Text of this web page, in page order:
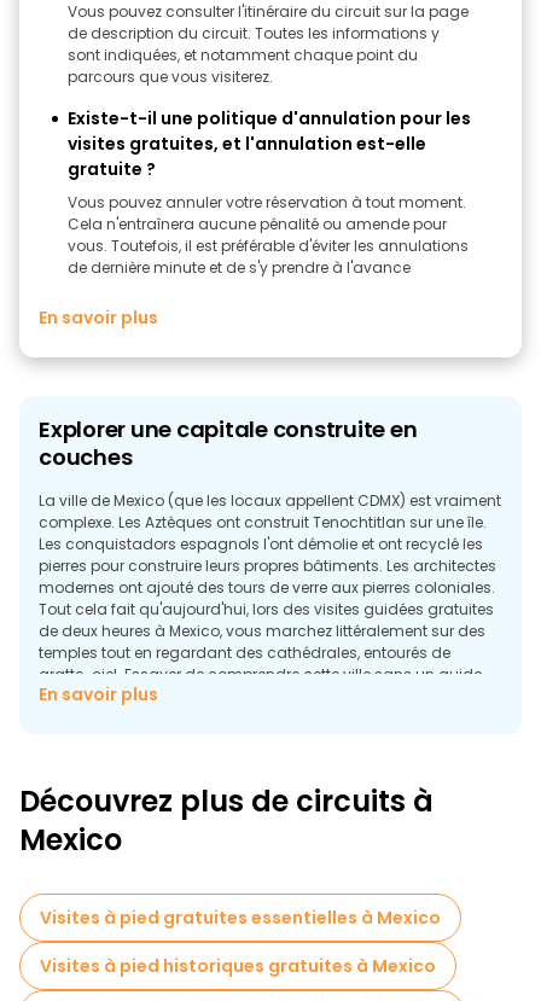
Vous pouvez consulter l'itinéraire du circuit sur la page
de description du circuit. Toutes les informations y
sont indiquées, et notamment chaque point du
parcours que vous visiterez.
Existe-t-il une politique d'annulation pour les
visites gratuites, et l'annulation est-elle
gratuite ?
Vous pouvez annuler votre réservation à tout moment.
Cela n'entraînera aucune pénalité ou amende pour
vous. Toutefois, il est préférable d'éviter les annulations
de dernière minute et de s'y prendre à l'avance
En savoir plus
Explorer une capitale construite en
couches
La ville de Mexico (que les locaux appellent CDMX) est vraiment
complexe. Les Aztèques ont construit Tenochtitlan sur une île.
Les conquistadors espagnols l'ont démolie et ont recyclé les
pierres pour construire leurs propres bâtiments. Les architectes
modernes ont ajouté des tours de verre aux pierres coloniales.
Tout cela fait qu'aujourd'hui, lors des visites guidées gratuites
de deux heures à Mexico, vous marchez littéralement sur des
temples tout en regardant des cathédrales, entourés de
gratte-ciel. Essayer de comprendre cette ville sans un guide
local revient à lire un livre à l'envers.
gratuites à Mexico font la différence entre la confusion et
l'émerveillement :
En savoir plus
Découvrez plus de circuits à
Mexico
Visites à pied gratuites essentielles à Mexico
Visites à pied historiques gratuites à Mexico